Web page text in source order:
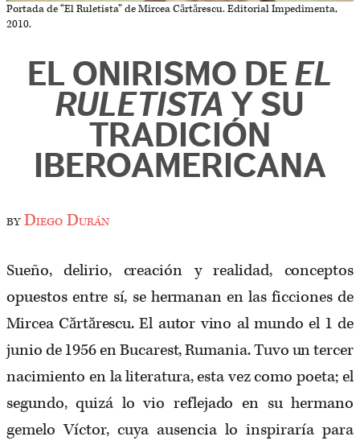
Portada de “El Ruletista” de Mircea Cărtărescu. Editorial Impedimenta,
2010.
EL ONIRISMO DE EL
RULETISTA Y SU
TRADICIÓN
IBEROAMERICANA
byDiego Durán
Sueño, delirio, creación y realidad, conceptos
opuestos entre sí, se hermanan en las ficciones de
Mircea Cărtărescu. El autor vino al mundo el 1 de
junio de 1956 en Bucarest, Rumania. Tuvo un tercer
nacimiento en la literatura, esta vez como poeta; el
segundo, quizá lo vio reflejado en su hermano
gemelo Víctor, cuya ausencia lo inspiraría para